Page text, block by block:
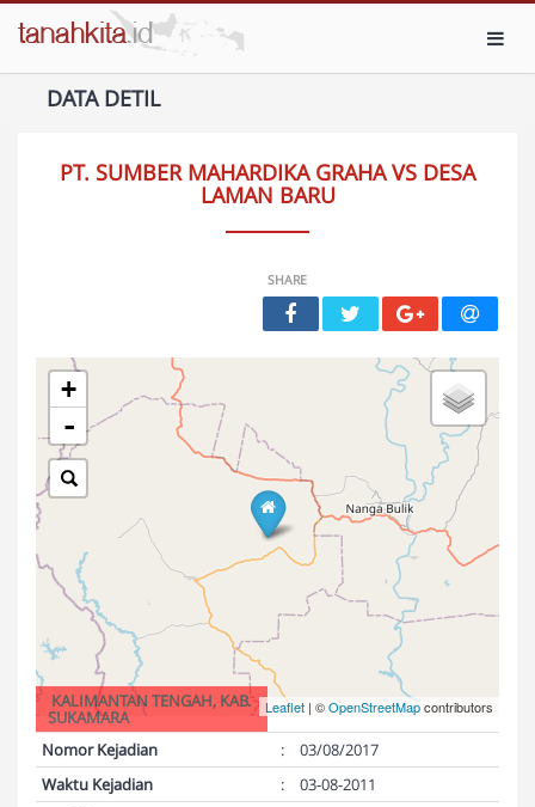
DATA DETIL
PT. SUMBER MAHARDIKA GRAHA VS DESA
LAMAN BARU
SHARE
+
-
Leaflet | ©OpenStreetMapcontributors
KALIMANTAN TENGAH, KAB.
SUKAMARA
Nomor Kejadian
:
03/08/2017
Waktu Kejadian
:
03-08-2011